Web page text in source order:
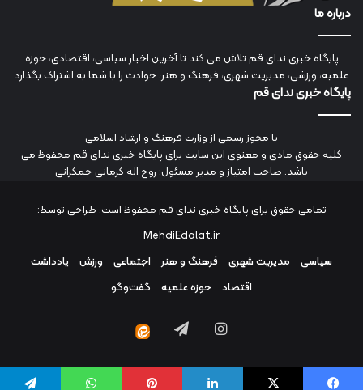
درباره ما
پایگاه خبری ندای قم تلاش می کند تا آخرین اخبار سیاسی، اقتصادی، حوزه
علمیه، ورزشی، مدیریت شهری، فرهنگ و هنر، حوادث را با شما به اشتراک بگذارد
پایگاه خبری ندای قم
با مجوز رسمی از وزارت فرهنگ و ارشاد اسلامی
کلیه حقوق مادی و معنوی این سایت برای پایگاه خبری ندای قم محفوظ می
باشد. صاحب امتیاز و مدیر مسئول: روح اله کرمانی جمکرانی
تمامی حقوق برای پایگاه خبری ندای قم محفوظ است. طراحی توسط:
MehdiEdalat.ir
سیاسی
مدیریت شهری فرهنگ و هنر اجتماعی ورزش
یادداشت
اقتصاد
حوزه علمیه گفت‌وگو
اینستاگرامتلگرام